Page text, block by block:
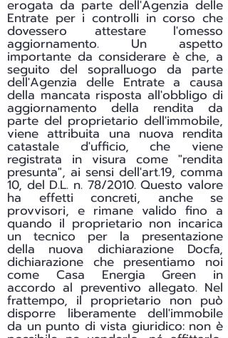
erogata da parte dell'Agenzia delle
Entrate per i controlli in corso che
dovessero attestare l'omesso
aggiornamento. Un aspetto
importante da considerare è che, a
seguito del sopralluogo da parte
dell'Agenzia delle Entrate a causa
della mancata risposta all'obbligo di
aggiornamento della rendita da
parte del proprietario dell'immobile,
viene attribuita una nuova rendita
catastale d'ufficio, che viene
registrata in visura come "rendita
presunta", ai sensi dell'art.19, comma
10, del D.L. n. 78/2010. Questo valore
ha effetti concreti, anche se
provvisori, e rimane valido fino a
quando il proprietario non incarica
un tecnico per la presentazione
della nuova dichiarazione Docfa,
dichiarazione che presentiamo noi
come Casa Energia Green in
accordo al preventivo allegato. Nel
frattempo, il proprietario non può
disporre liberamente dell'immobile
da un punto di vista giuridico: non è